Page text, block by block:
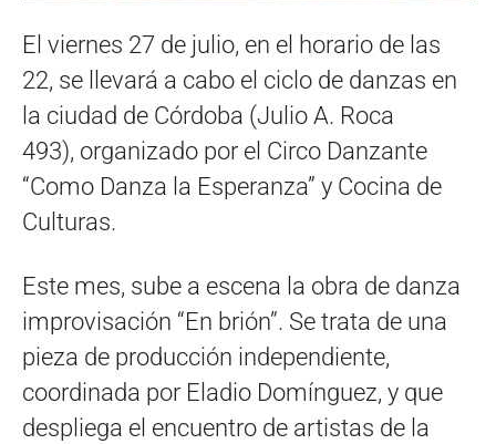
El viernes 27 de julio, en el horario de las
22, se llevará a cabo el ciclo de danzas en
la ciudad de Córdoba (Julio A. Roca
493), organizado por el Circo Danzante
“Como Danza la Esperanza” y Cocina de
Culturas.
Este mes, sube a escena la obra de danza
improvisación “En brión”. Se trata de una
pieza de producción independiente,
coordinada por Eladio Domínguez, y que
despliega el encuentro de artistas de la